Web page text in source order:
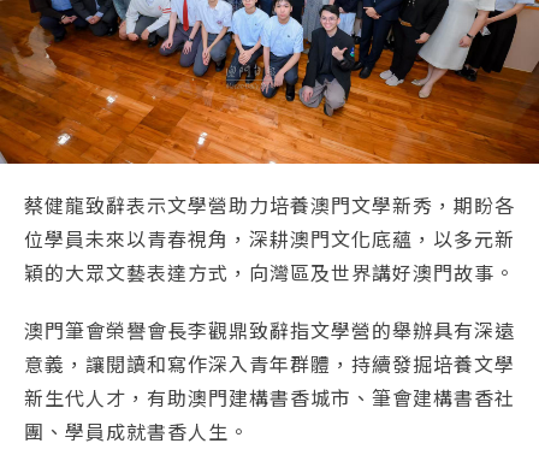
蔡健龍致辭表示文學營助力培養澳門文學新秀，期盼各
位學員未來以青春視角，深耕澳門文化底蘊，以多元新
穎的大眾文藝表達方式，向灣區及世界講好澳門故事。
澳門筆會榮譽會長李觀鼎致辭指文學營的舉辦具有深遠
意義，讓閱讀和寫作深入青年群體，持續發掘培養文學
新生代人才，有助澳門建構書香城市、筆會建構書香社
團、學員成就書香人生。